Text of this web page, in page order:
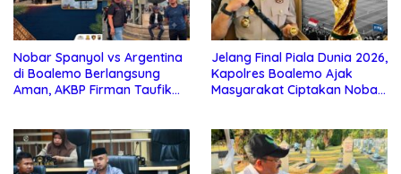
Nobar Spanyol vs Argentina
di Boalemo Berlangsung
Aman, AKBP Firman Taufik
Jelang Final Piala Dunia 2026,
Kapolres Boalemo Ajak
Masyarakat Ciptakan Nobar